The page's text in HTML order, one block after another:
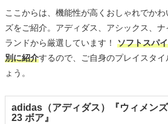
ここからは、機能性が高くおしゃれでか
ズをご紹介。アディダス、アシックス、
ランドから厳選しています！ ソフトスパ
別に紹介するので、ご自身のプレイスタ
ょう。
adidas（アディダス）『ウィメン
23 ボア』